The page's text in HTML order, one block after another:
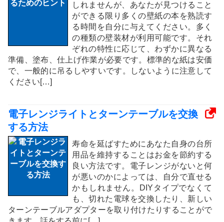
しれませんが、あなたが見つけること
ができる限り多くの壁紙の本を熟読す
る時間を自分に与えてください。多く
の種類の壁装材が利用可能です。それ
ぞれの特性に応じて、わずかに異なる
準備、塗布、仕上げ作業が必要です。標準的な紙は安価
で、一般的に吊るしやすいです。しないように注意して
ください[…]
電子レンジライトとターンテーブルを交換
する方法
寿命を延ばすためにあなた自身の台所
用品を維持することはお金を節約する
良い方法です。電子レンジがないと何
が悪いのかによっては、自分で直せる
かもしれません。DIYタイプでなくて
も、切れた電球を交換したり、新しい
ターンテーブルアダプターを取り付けたりすることがで